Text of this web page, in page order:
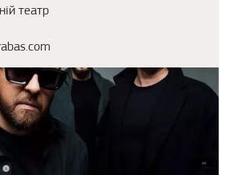
театр